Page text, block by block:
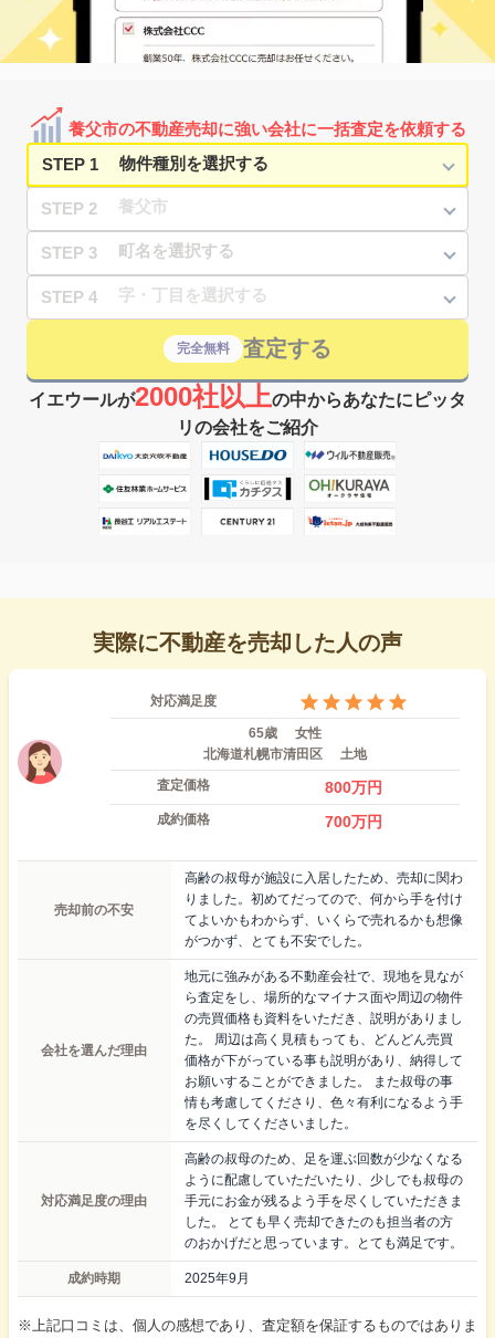
養父市の不動産売却に強い会社に一括査定を依頼する
STEP 1
STEP 2
STEP 3
STEP 4
完全無料 査定する
イエウールが2000社以上の中からあなたにピッタ
リの会社をご紹介
実際に不動産を売却した人の声
対応満足度
65歳
女性
北海道札幌市清田区
土地
査定価格
800万円
成約価格 700万円
売却前の不安
高齢の叔母が施設に入居したため、売却に関わ
りました。初めてだってので、何から手を付け
てよいかもわからず、いくらで売れるかも想像
がつかず、とても不安でした。
会社を選んだ理由
地元に強みがある不動産会社で、現地を見なが
ら査定をし、場所的なマイナス面や周辺の物件
の売買価格も資料をいただき、説明がありまし
た。 周辺は高く見積もっても、どんどん売買
価格が下がっている事も説明があり、納得して
お願いすることができました。 また叔母の事
情も考慮してくださり、色々有利になるよう手
を尽くしてくださいました。
対応満足度の理由
高齢の叔母のため、足を運ぶ回数が少なくなる
ように配慮していただいたり、少しでも叔母の
手元にお金が残るよう手を尽くしていただきま
した。 とても早く売却できたのも担当者の方
のおかげだと思っています。とても満足です。
成約時期 2025年9月
※上記口コミは、個人の感想であり、査定額を保証するものではありま